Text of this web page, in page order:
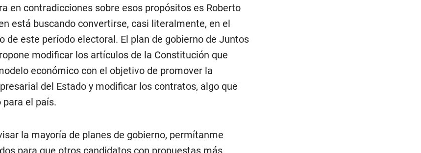
en contradicciones sobre esos propósitos es Roberto
está buscando convertirse, casi literalmente, en el
de este período electoral. El plan de gobierno de Juntos
modificar los artículos de la Constitución que
económico con el objetivo de promover la
del Estado y modificar los contratos, algo que
el país.
la mayoría de planes de gobierno, permítanme